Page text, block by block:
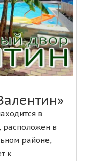
в
расположен в
районе,
к